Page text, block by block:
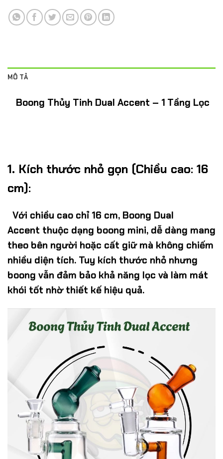
MÔ TẢ
Boong Thủy Tinh Dual Accent – 1 Tầng Lọc
1. Kích thước nhỏ gọn (Chiều cao: 16
cm):
Với chiều cao chỉ 16 cm, Boong Dual
Accent thuộc dạng boong mini, dễ dàng mang
theo bên người hoặc cất giữ mà không chiếm
nhiều diện tích. Tuy kích thước nhỏ nhưng
boong vẫn đảm bảo khả năng lọc và làm mát
khói tốt nhờ thiết kế hiệu quả.